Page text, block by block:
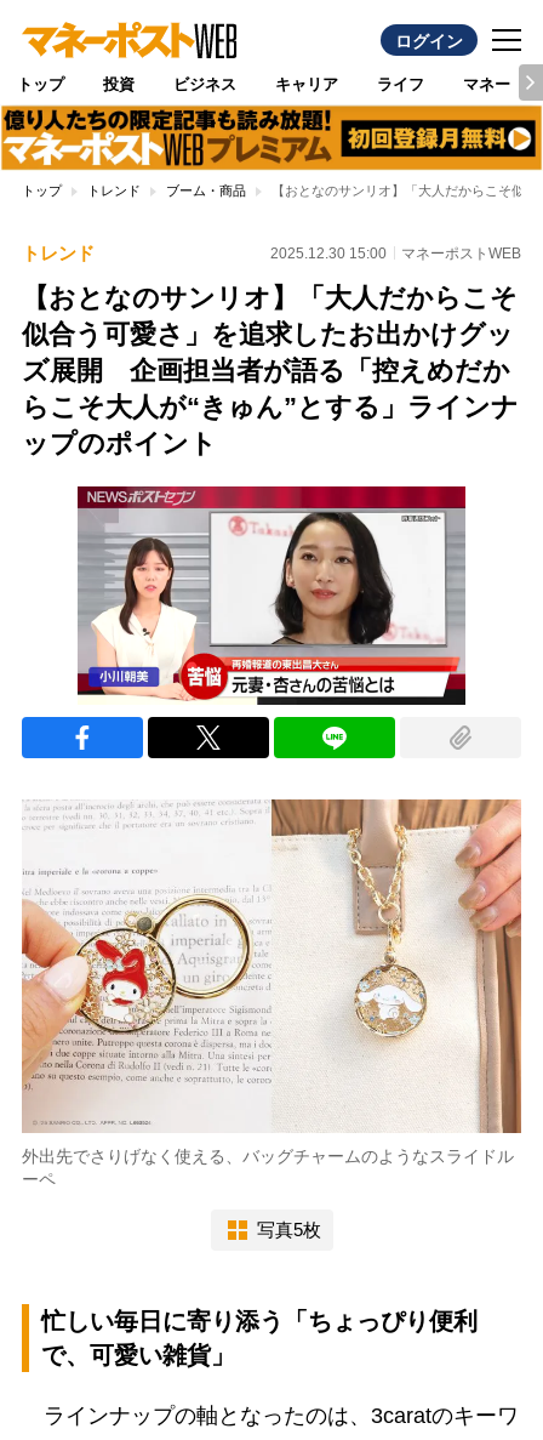
ログイン
トップ 投資 ビジネス キャリア ライフ マネー
トップ トレンド ブーム・商品 【おとなのサンリオ】「大人だからこそ似
トレンド 2025.12.30 15:00 マネーポストWEB
【おとなのサンリオ】「大人だからこそ
似合う可愛さ」を追求したお出かけグッ
ズ展開 企画担当者が語る「控えめだか
らこそ大人が“きゅん”とする」ラインナ
ップのポイント
外出先でさりげなく使える、バッグチャームのようなスライドル
ーペ
写真5枚
忙しい毎日に寄り添う「ちょっぴり便利
で、可愛い雑貨」
ラインナップの軸となったのは、3caratのキーワ